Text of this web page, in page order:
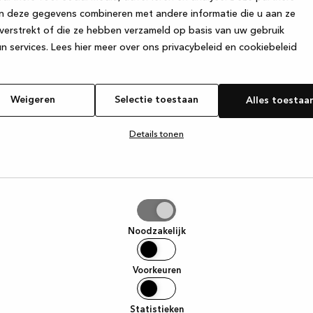
deze gegevens combineren met andere informatie die u aan ze
of die ze hebben verzameld op basis van uw gebruik
services. Lees hier meer over ons privacybeleid en cookiebeleid
Weigeren Selectie toestaan Alles
Details tonen
Noodzakelijk
Voorkeuren
Statistieken
has occurred while loadingwww.kvik.be (see the